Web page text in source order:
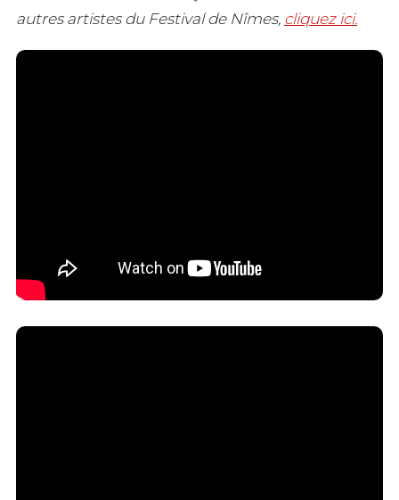
autres artistes du Festival de Nîmes, cliquez ici.